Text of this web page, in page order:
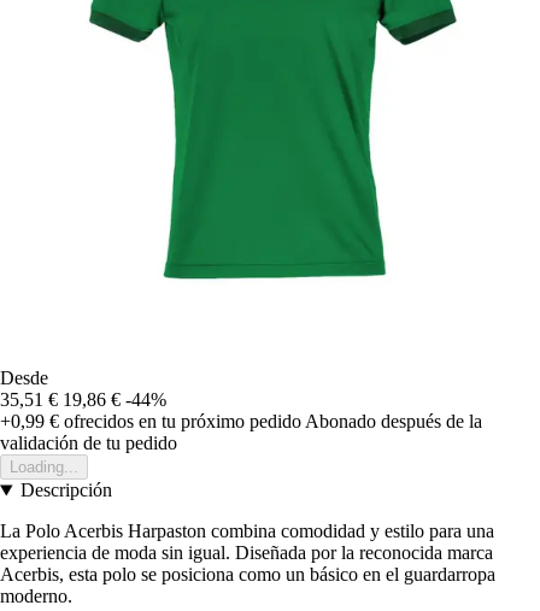
Desde
35,51 € 19,86 € -44%
+0,99 € ofrecidos en tu próximo pedido Abonado después de la
validación de tu pedido
Loading...
Descripción
La Polo Acerbis Harpaston combina comodidad y estilo para una
experiencia de moda sin igual. Diseñada por la reconocida marca
Acerbis, esta polo se posiciona como un básico en el guardarropa
moderno.